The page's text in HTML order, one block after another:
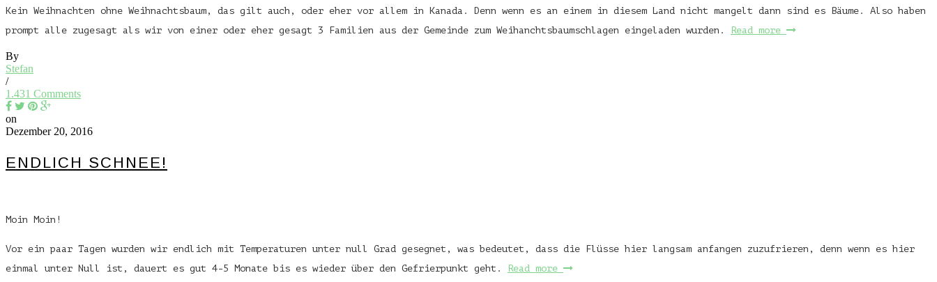
Kein Weihnachten ohne Weihnachtsbaum, das gilt auch, oder eher vor allem in Kanada. Denn wenn es an einem in diesem Land nicht mangelt dann sind es Bäume. Also haben
prompt alle zugesagt als wir von einer oder eher gesagt 3 Familien aus der Gemeinde zum Weihanchtsbaumschlagen eingeladen wurden.
Read more
By
Stefan
/
1.431 Comments
on
Dezember 20, 2016
ENDLICH SCHNEE!
Moin Moin!
Vor ein paar Tagen wurden wir endlich mit Temperaturen unter null Grad gesegnet, was bedeutet, dass die Flüsse hier langsam anfangen zuzufrieren, denn wenn es hier
einmal unter Null ist, dauert es gut 4-5 Monate bis es wieder über den Gefrierpunkt geht.
Read more